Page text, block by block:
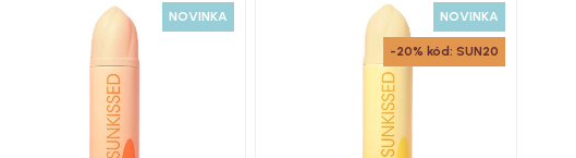
NOVINKA NOVINKA
-20% kód: SUN20